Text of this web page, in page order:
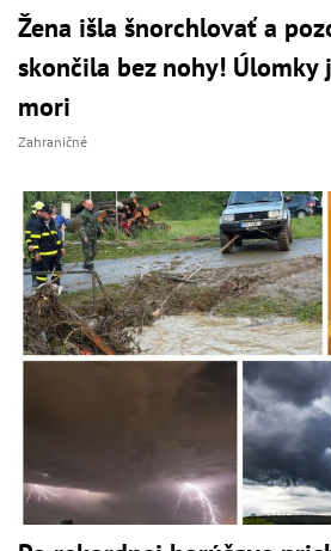
Žena išla šnorchlovať a
skončila bez nohy!
mori
Zahraničné